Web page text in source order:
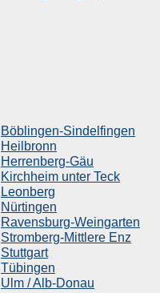
Böblingen-Sindelfingen
Heilbronn
Herrenberg-Gäu
Kirchheim unter Teck
Leonberg
Nürtingen
Ravensburg-Weingarten
Stromberg-Mittlere Enz
Stuttgart
Tübingen
Ulm / Alb-Donau